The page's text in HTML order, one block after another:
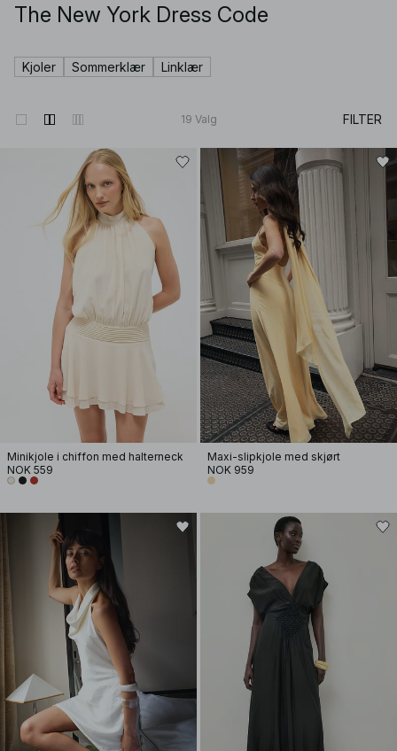
The New York Dress Code
Kjoler Sommerklær Linklær
19 Valg FILTER
Minikjole i chiffon med halterneck
NOK 559
Maxi-slipkjole med skjørt
NOK 959